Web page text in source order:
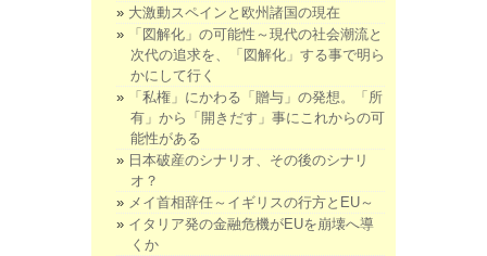
大激動スペインと欧州諸国の現在
「図解化」の可能性～現代の社会潮流と
次代の追求を、「図解化」する事で明ら
かにして行く
「私権」にかわる「贈与」の発想。「所
有」から「開きだす」事にこれからの可
能性がある
日本破産のシナリオ、その後のシナリ
オ？
メイ首相辞任～イギリスの行方とEU～
イタリア発の金融危機がEUを崩壊へ導
くか